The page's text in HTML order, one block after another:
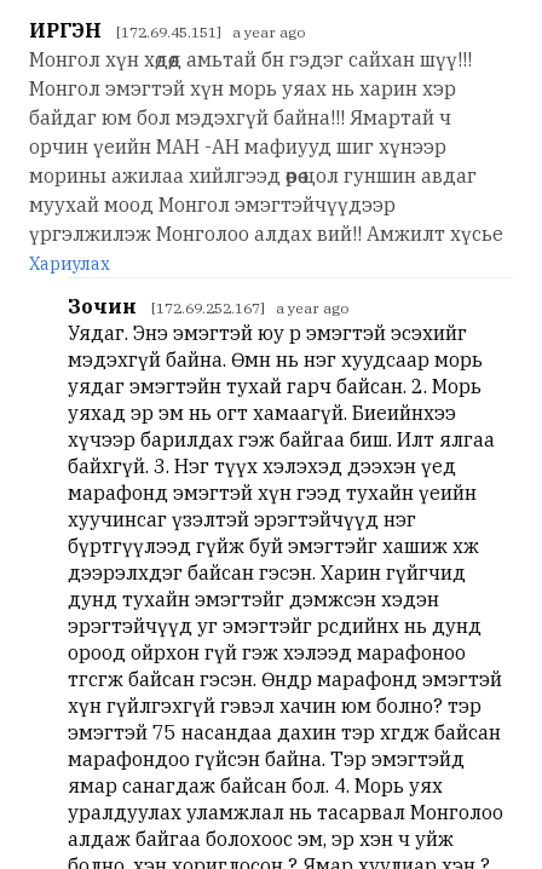
ИРГЭН [172.69.45.151] a year ago
Монгол хүн хөдөөд амьтай бн гэдэг сайхан шүү!!!
Монгол эмэгтэй хүн морь уяах нь харин хэр
байдаг юм бол мэдэхгүй байна!!! Ямартай ч
орчин үеийн МАН -АН мафиууд шиг хүнээр
морины ажилаа хийлгээд өөрөө цол гуншин авдаг
муухай моод Монгол эмэгтэйчүүдээр
үргэлжилэж Монголоо алдах вий!! Амжилт хүсье
Хариулах
Зочин [172.69.252.167] a year ago
Уядаг. Энэ эмэгтэй юу өөр эмэгтэй эсэхийг
мэдэхгүй байна. Өмнө нь нэг хуудсаар морь
уядаг эмэгтэйн тухай гарч байсан. 2. Морь
уяхад эр эм нь огт хамаагүй. Биеийнхээ
хүчээр барилдах гэж байгаа биш. Илт ялгаа
байхгүй. 3. Нэг түүх хэлэхэд дээхэн үед
марафонд эмэгтэй хүн гээд тухайн үеийн
хуучинсаг үзэлтэй эрэгтэйчүүд нэг
бүртгүүлээд гүйж буй эмэгтэйг хашиж хөөж
дээрэлхдэг байсан гэсэн. Харин гүйгчид
дунд тухайн эмэгтэйг дэмжсэн хэдэн
эрэгтэйчүүд уг эмэгтэйг өөрсдийнх нь дунд
ороод ойрхон гүй гэж хэлээд марафоноо
төгсгөж байсан гэсэн. Өнөөдөр марафонд эмэгтэй
хүн гүйлгэхгүй гэвэл хачин юм болно? тэр
эмэгтэй 75 насандаа дахин тэр хөөгдөж байсан
марафондоо гүйсэн байна. Тэр эмэгтэйд
ямар санагдаж байсан бол. 4. Морь уях
уралдуулах уламжлал нь тасарвал Монголоо
алдаж байгаа болохоос эм, эр хэн ч уйж